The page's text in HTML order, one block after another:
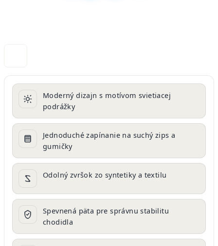
Moderný dizajn s motívom svietiacej
podrážky
Jednoduché zapínanie na suchý zips a
gumičky
Odolný zvršok zo syntetiky a textilu
Spevnená päta pre správnu stabilitu
chodidla